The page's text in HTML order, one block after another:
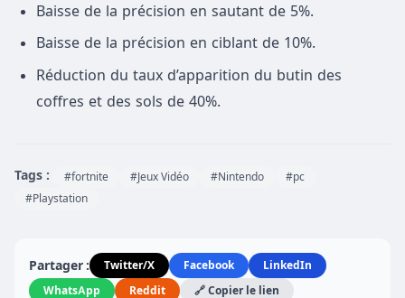
Baisse de la précision en sautant de 5%.
Baisse de la précision en ciblant de 10%.
Réduction du taux d’apparition du butin des
coffres et des sols de 40%.
Tags : #fortnite #Jeux Vidéo #Nintendo
#pc
#Playstation
Partager : Twitter/X Facebook
LinkedIn
WhatsApp
Reddit 🔗 Copier le lien